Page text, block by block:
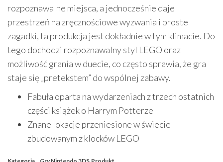
rozpoznawalne miejsca, a jednocześnie daje
przestrzeń na zręcznościowe wyzwania i proste
zagadki, ta produkcja jest dokładnie w tym klimacie. Do
tego dochodzi rozpoznawalny styl LEGO oraz
możliwość grania w duecie, co często sprawia, że gra
staje się „pretekstem” do wspólnej zabawy.
Fabuła oparta na wydarzeniach z trzech ostatnich
części książek o Harrym Potterze
Znane lokacje przeniesione w świecie
zbudowanym z klocków LEGO